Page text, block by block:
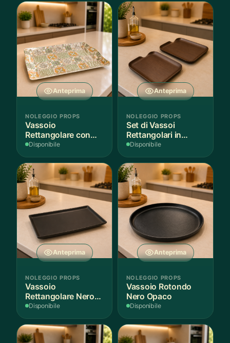
Anteprima
NOLEGGIO PROPS
Vassoio
Rettangolare con
Fantasia
Disponibile
Anteprima
NOLEGGIO PROPS
Set di Vassoi
Rettangolari in
Finitura Legno
Disponibile
Anteprima
NOLEGGIO PROPS
Vassoio
Rettangolare Nero
Opaco
Disponibile
Anteprima
NOLEGGIO PROPS
Vassoio Rotondo
Nero Opaco
Disponibile